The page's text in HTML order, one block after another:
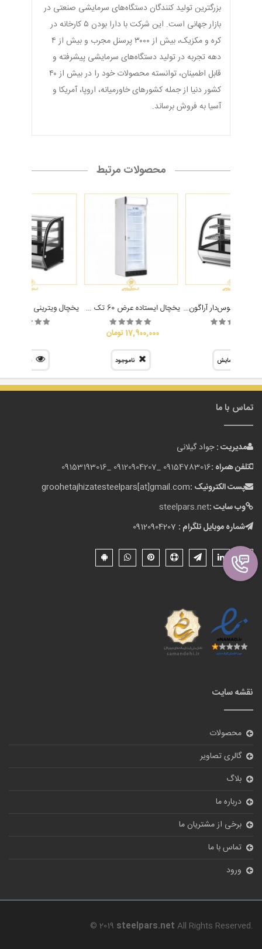
بزرگترین تولید کنندگان دستگاه‎‌های سرمایشی صنعتی در
بازار جهانی است. این شرکت با دارا بودن ۵ کارخانه در
کره و مکزیک، بیش از ۳۰۰۰ پرسنل مجرب و بیش از ۴
دهه تجربه در تولید دستگاه‌های سرمایشی پیشرفته و
قابل اطمینان، توانسته محصولات خود را در بیش از ۴۰
کشور دنیا از جمله کشورهای خاورمیانه، اروپا، آمریکا و
آسیا به فروش برساند.
محصولات مرتبط
یخچال ویترینی قوس‌دار آراگون Aragon 120F
نمایش
یخچال ایستاده عرض 60 تک درب کینو
17,900,000 تومان
ناموجود
تماس با ما
مدیریت :جواد گیلانی
تلفن همراه :09154783016 _
09120904207 _
09153193016
پست الکترونیک :groohetajhizatesteelpars[at]gmail.com
وب سایت :steelpars.net
شماره موبایل تلگرام :
نقشه سایت
محصولات
گالری تصاویر
بلاگ
درباره ما
برخی از مشتریان ما
تماس با ما
ورود
© 2019 steelpars.net All Rights Reserved.